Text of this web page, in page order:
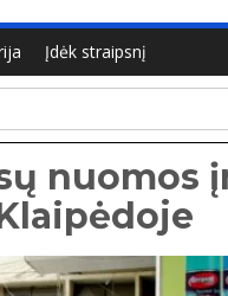
Įdėk straipsnį
nuomos